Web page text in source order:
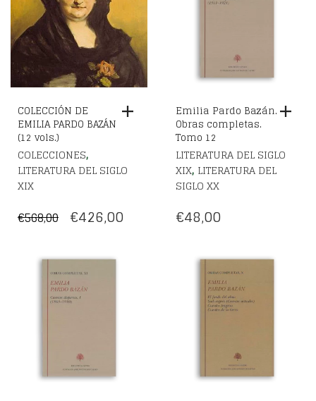
COLECCIÓN DE
EMILIA PARDO BAZÁN
(12 vols.)
COLECCIONES,
LITERATURA DEL SIGLO
XIX
€568,00 EL
ORIGINAL
ERA:
€568,00.
€426,00
Emilia Pardo Bazán.
Obras completas.
Tomo 12
LITERATURA DEL SIGLO
XIX, LITERATURA DEL
SIGLO XX
€48,00